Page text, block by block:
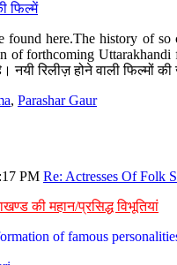
फिल्में
found here.The history of so
of forthcoming Uttarakhandi
रिलीज़ होने वाली फिल्मों
, Parashar Gaur
PM Re: Actresses Of Folk
की महान/प्रसिद्ध विभूतियां
of famous